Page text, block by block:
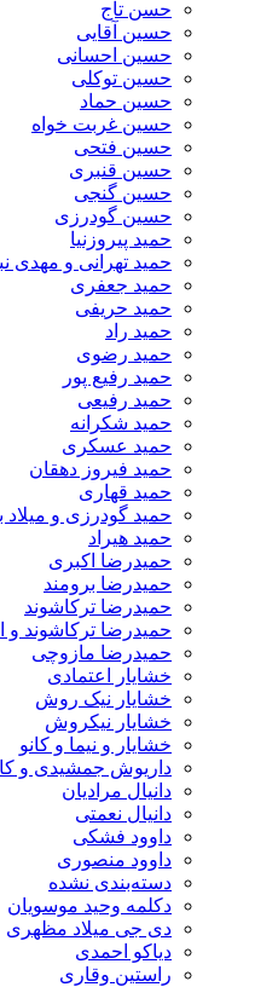
حسن تاج
حسین آقایی
حسین احسانی
حسین توکلی
حسین حماد
حسین غربت خواه
حسین فتحی
حسین قنبری
حسین گنجی
حسین گودرزی
حمید پیروزنیا
حمید تهرانی و مهدی نبی زاده
حمید جعفری
حمید حریفی
حمید راد
حمید رضوی
حمید رفیع پور
حمید رفیعی
حمید شکرانه
حمید عسکری
حمید فیروز دهقان
حمید قهاری
حمید گودرزی و میلاد بابایی
حمید هیراد
حمیدرضا اکبری
حمیدرضا برومند
حمیدرضا ترکاشوند
حمیدرضا ترکاشوند و امیریل
حمیدرضا مازوچی
خشایار اعتمادی
خشایار نیک روش
خشایار نیکروش
خشایار و نیما و کانو
داریوش جمشیدی و کامبیز
دانیال مرادیان
دانیال نعمتی
داوود فشکی
داوود منصوری
دسته‌بندی نشده
دکلمه وحید موسویان
دی جی میلاد مظهری
دیاکو احمدی
راستین وقاری